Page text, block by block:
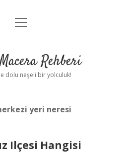
Anasayfa
Yasal Uyarı
menüyü
Rehberi
dolu neşeli bir yolculuk!
yeri neresi
Ilçesi Hangisi